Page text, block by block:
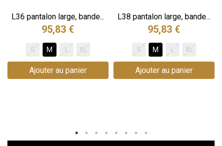
L36 pantalon large, bande...
95,83 €
S M XL
Ajouter au panier
L38 pantalon large, bande...
95,83 €
S M XL
Ajouter au panier